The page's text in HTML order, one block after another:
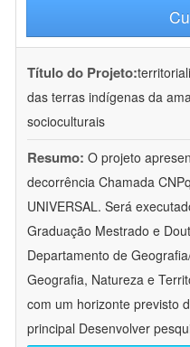
Título do Projeto:
das terras indígenas da
socioculturais
Resumo: O projeto
decorrência Chamada
UNIVERSAL. Será
Graduação Mestrado e
Departamento de
Geografia, Natureza e
com um horizonte previsto
principal Desenvolver